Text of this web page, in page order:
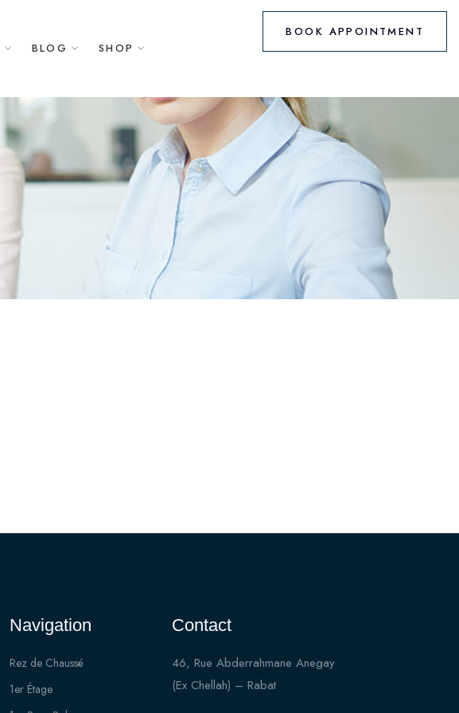
BLOG SHOP
BOOK APPOINTMENT
Navigation
Rez de Chaussé
1er Étage
Contact
46, Rue Abderrahmane Anegay
(Ex Chellah) – Rabat